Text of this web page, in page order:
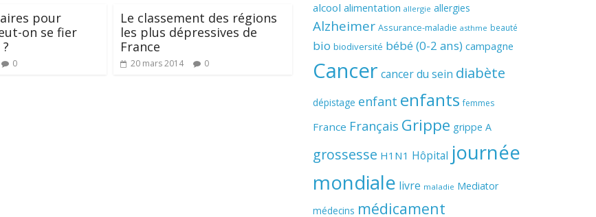
pour
on se fier
0
Le classement des régions
les plus dépressives de
France
20 mars 2014 0
alcool alimentation allergie allergies
Alzheimer Assurance-maladie asthme beauté
bio biodiversité bébé (0-2 ans) campagne
Cancer cancer du sein diabète
dépistage enfant enfants femmes
France Français Grippe grippe A
grossesse H1N1 Hôpital journée
mondiale livre maladie Mediator
médecins médicament